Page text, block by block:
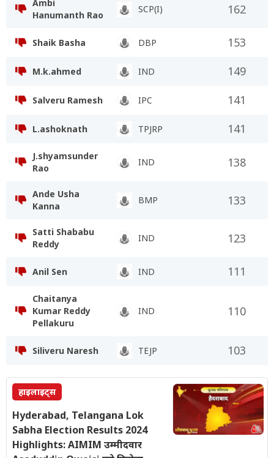
Ambi
Hanumanth Rao
SCP(I) 162
Shaik Basha DBP 153
M.k.ahmed IND 149
Salveru Ramesh IPC 141
L.ashoknath TPJRP 141
J.shyamsunder
Rao
IND 138
Ande Usha
Kanna
BMP 133
Satti Shababu
Reddy
IND 123
Anil Sen IND 111
Chaitanya
Kumar Reddy
Pellakuru
IND 110
Siliveru Naresh TEJP 103
हाइलाइट्स
Hyderabad, Telangana Lok
Sabha Election Results 2024
Highlights: AIMIM उम्मीदवार